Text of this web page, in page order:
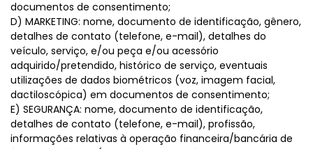
documentos de consentimento;
D) MARKETING: nome, documento de identificação, gênero,
detalhes de contato (telefone, e-mail), detalhes do
veículo, serviço, e/ou peça e/ou acessório
adquirido/pretendido, histórico de serviço, eventuais
utilizações de dados biométricos (voz, imagem facial,
dactiloscópica) em documentos de consentimento;
E) SEGURANÇA: nome, documento de identificação,
detalhes de contato (telefone, e-mail), profissão,
informações relativas à operação financeira/bancária de